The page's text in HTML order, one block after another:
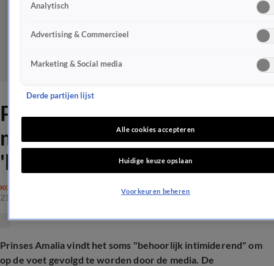
Prinses Amalia eerlijk over
media-aandacht: soms
'behoorlijk intimiderend'
KONINKLIJK HUIS
21 mei 2026, 14:23
Prinses Amalia vindt het soms "behoorlijk intimiderend" om
op de voet gevolgd te worden door de media. De
Analytisch
Advertising & Commercieel
Marketing & Social media
Derde partijen lijst
Alle cookies accepteren
Huidige keuze opslaan
Voorkeuren beheren